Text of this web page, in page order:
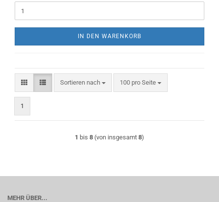
IN DEN WARENKORB
Sortieren nach
Sortieren nach 100 pro Seite
pro Seite
1
1 bis 8 (von insgesamt 8)
MEHR ÜBER...